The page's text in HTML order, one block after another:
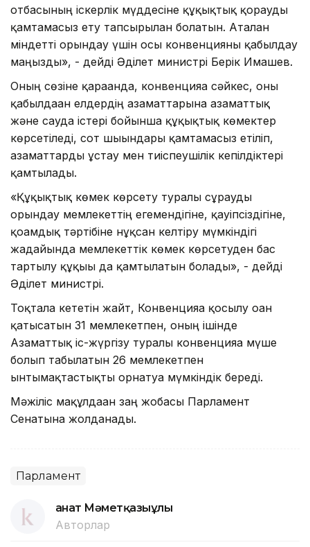
отбасының іскерлік мүддесіне құқықтық қорғауды
қамтамасыз ету тапсырылған болатын. Аталған
міндетті орындау үшін осы конвенцияны қабылдау
маңызды», - дейді Әділет министрі Берік Имашев.
Оның сөзіне қарағанда, конвенцияға сәйкес, оны
қабылдаған елдердің азаматтарына азаматтық
және сауда істері бойынша құқықтық көмектер
көрсетіледі, сот шығындары қамтамасыз етіліп,
азаматтарды ұстау мен тиіспеушілік кепілдіктері
қамтылады.
«Құқықтық көмек көрсету туралы сұрауды
орындау мемлекеттің егемендігіне, қауіпсіздігіне,
қоғамдық тәртібіне нұқсан келтіру мүмкіндігі
жағдайында мемлекеттік көмек көрсетуден бас
тартылу құқығы да қамтылатын болады», - дейді
Әділет министрі.
Тоқтала кететін жайт, Конвенцияға қосылу оған
қатысатын 31 мемлекетпен, оның ішінде
Азаматтық іс-жүргізу туралы конвенцияға мүше
болып табылатын 26 мемлекетпен
ынтымақтастықты орнатуға мүмкіндік береді.
Мәжіліс мақұлдаған заң жобасы Парламент
Сенатына жолданады.
Парламент
Қанат Мәметқазыұлы
Авторлар